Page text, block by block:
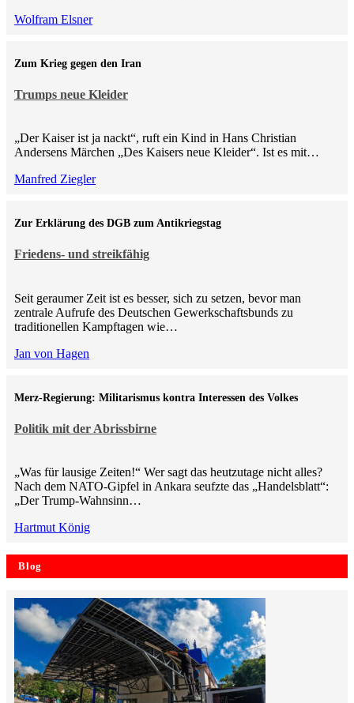
Wolfram Elsner
Trumps neue Kleider
Zum Krieg gegen den Iran
„Der Kaiser ist ja nackt“, ruft ein Kind in Hans Christian
Andersens Märchen „Des Kaisers neue Kleider“. Ist es mit…
Manfred Ziegler
Friedens- und streikfähig
Zur Erklärung des DGB zum Antikriegstag
Seit geraumer Zeit ist es besser, sich zu setzen, bevor man
zentrale Aufrufe des Deutschen Gewerkschaftsbunds zu
traditionellen Kampftagen wie…
Jan von Hagen
Politik mit der Abrissbirne
Merz-Regierung: Militarismus kontra Inte­ressen des Volkes
„Was für lausige Zeiten!“ Wer sagt das heutzutage nicht alles?
Nach dem NATO-Gipfel in Ankara seufzte das „Handelsblatt“:
„Der Trump-Wahnsinn…
Hartmut König
Blog